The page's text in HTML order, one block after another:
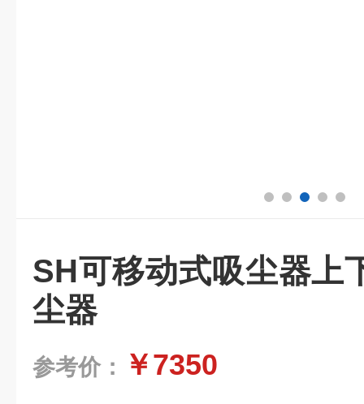
SH可移动式吸尘器上
尘器
参考价： ￥7350